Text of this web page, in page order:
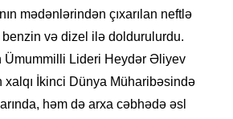
mədənlərindən çıxarılan neftlə
benzin və dizel ilə doldurulurdu.
Ümummilli Lideri Heydər Əliyev
xalqı İkinci Dünya Müharibəsində
həm də arxa cəbhədə əsl